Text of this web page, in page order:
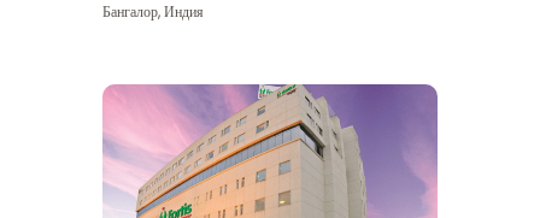
Посмотреть больше
Бангалор,Индия